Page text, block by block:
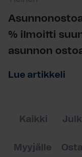
% ilmoitti
asunnon
Lue artikkeli
Kaikki
Myyjälle